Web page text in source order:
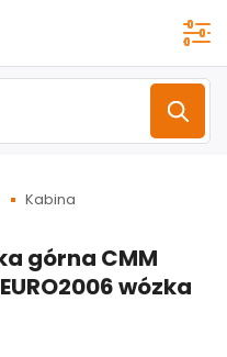
Kabina
górna CMM
wózka